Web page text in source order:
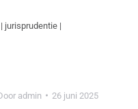
jurisprudentie |
admin 26 juni 2025